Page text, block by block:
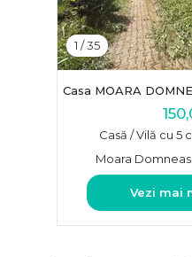
1 /35
Casa MOARA
Casă / Vilă cu 5
Moara
Vezi mai